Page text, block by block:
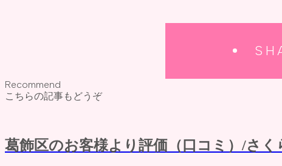
Recommend
こちらの記事もどうぞ
葛飾区のお客様より評価（口コミ）/さく